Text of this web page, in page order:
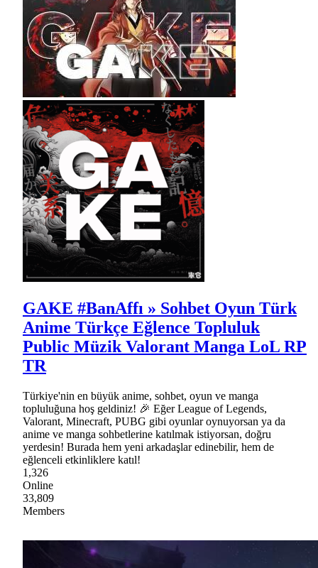
GAKE #BanAffı » Sohbet Oyun Türk
Anime Türkçe Eğlence Topluluk
Public Müzik Valorant Manga LoL RP
TR
Türkiye'nin en büyük anime, sohbet, oyun ve manga
topluluğuna hoş geldiniz! 🎉 Eğer League of Legends,
Valorant, Minecraft, PUBG gibi oyunlar oynuyorsan ya da
anime ve manga sohbetlerine katılmak istiyorsan, doğru
yerdesin! Burada hem yeni arkadaşlar edinebilir, hem de
eğlenceli etkinliklere katıl!
1,326
Online
33,809
Members